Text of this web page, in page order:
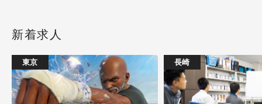
新着求人
東京 長崎